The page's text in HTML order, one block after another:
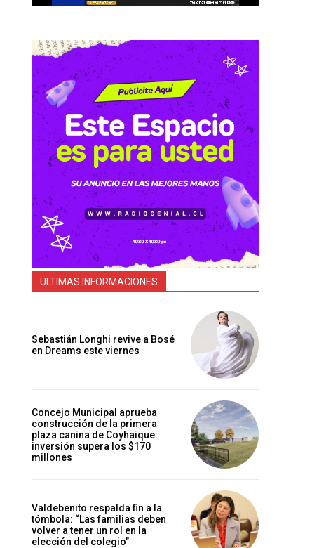
ULTIMAS INFORMACIONES
Sebastián Longhi revive a Bosé
en Dreams este viernes
Concejo Municipal aprueba
construcción de la primera
plaza canina de Coyhaique:
inversión supera los $170
millones
Valdebenito respalda fin a la
tómbola: “Las familias deben
volver a tener un rol en la
elección del colegio”